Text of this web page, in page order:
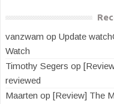
vanzwam op Update
Watch
Timothy Segers op
reviewed
Maarten op [Review] The